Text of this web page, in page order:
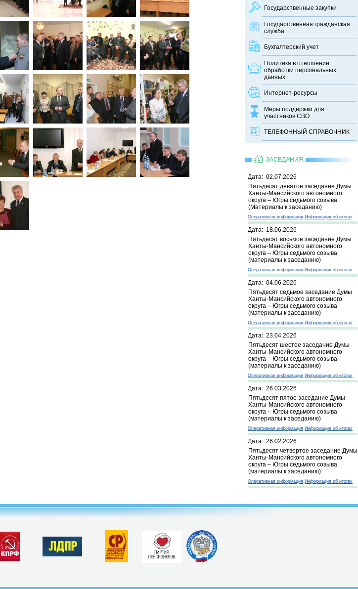
Государственные закупки
Государственная гражданская
служба
Бухгалтерский учет
Политика в отношении
обработки персональных
данных
Интернет-ресурсы
Меры поддержки для
участников СВО
ТЕЛЕФОННЫЙ CПРАВОЧНИК
ЗАСЕДАНИЯ
Дата: 02.07.2026
Пятьдесят девятое заседание Думы
Ханты-Мансийского автономного
округа – Югры седьмого созыва
(Материалы к заседанию)
Оперативная информация Информация об итогах
Дата: 18.06.2026
Пятьдесят восьмое заседание Думы
Ханты-Мансийского автономного
округа – Югры седьмого созыва
(материалы к заседанию)
Оперативная информация Информация об итогах
Дата: 04.06.2026
Пятьдесят седьмое заседание Думы
Ханты-Мансийского автономного
округа – Югры седьмого созыва
(материалы к заседанию)
Оперативная информация Информация об итогах
Дата: 23.04.2026
Пятьдесят шестое заседание Думы
Ханты-Мансийского автономного
округа – Югры седьмого созыва
(материалы к заседанию)
Оперативная информация Информация об итогах
Дата: 26.03.2026
Пятьдесят пятое заседание Думы
Ханты-Мансийского автономного
округа – Югры седьмого созыва
(материалы к заседанию)
Оперативная информация Информация об итогах
Дата: 26.02.2026
Пятьдесят четвертое заседание Думы
Ханты-Мансийского автономного
округа – Югры седьмого созыва
(материалы к заседанию)
Оперативная информация Информация об итогах